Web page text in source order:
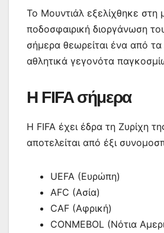
Το Μουντιάλ εξελίχθηκε στη
ποδοσφαιρική διοργάνωση
σήμερα θεωρείται ένα από
αθλητικά γεγονότα
Η FIFA σήμερα
Η FIFA έχει έδρα τη Ζυρίχη
αποτελείται από έξι
UEFA (Ευρώπη)
AFC (Ασία)
CAF (Αφρική)
CONMEBOL (Νότια